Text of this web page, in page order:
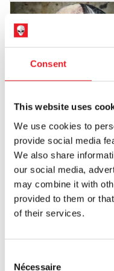
Consent
This website uses
We use cookies to
provide social media
We also share
our social media,
may combine it with
provided to them or
of their services.
Nécessaire
Masque de Boogey
£
VOIR LE PRODUIT